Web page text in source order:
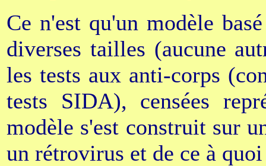
Ce n'est qu'un modèle
diverses tailles (aucune
les tests aux anti-corps
tests SIDA), censées
modèle s'est construit sur
un rétrovirus et de ce à